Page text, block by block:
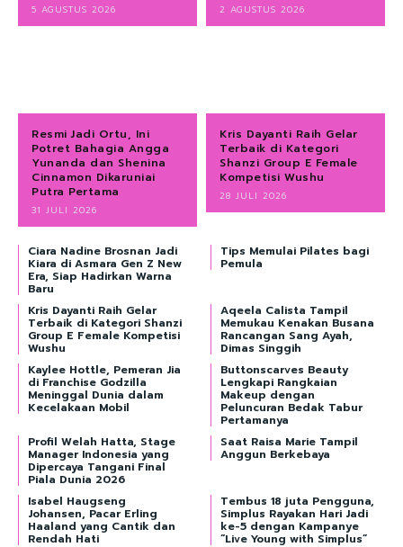
5 AGUSTUS 2026 2 AGUSTUS 2026
Resmi Jadi Ortu, Ini
Potret Bahagia Angga
Yunanda dan Shenina
Cinnamon Dikaruniai
Putra Pertama
31 JULI 2026
Kris Dayanti Raih Gelar
Terbaik di Kategori
Shanzi Group E Female
Kompetisi Wushu
28 JULI 2026
Ciara Nadine Brosnan Jadi
Kiara di Asmara Gen Z New
Era, Siap Hadirkan Warna
Baru
Tips Memulai Pilates bagi
Pemula
Kris Dayanti Raih Gelar
Terbaik di Kategori Shanzi
Group E Female Kompetisi
Wushu
Aqeela Calista Tampil
Memukau Kenakan Busana
Rancangan Sang Ayah,
Dimas Singgih
Kaylee Hottle, Pemeran Jia
di Franchise Godzilla
Meninggal Dunia dalam
Kecelakaan Mobil
Buttonscarves Beauty
Lengkapi Rangkaian
Makeup dengan
Peluncuran Bedak Tabur
Pertamanya
Profil Welah Hatta, Stage
Manager Indonesia yang
Dipercaya Tangani Final
Piala Dunia 2026
Saat Raisa Marie Tampil
Anggun Berkebaya
Isabel Haugseng
Johansen, Pacar Erling
Haaland yang Cantik dan
Rendah Hati
Tembus 18 juta Pengguna,
Simplus Rayakan Hari Jadi
ke-5 dengan Kampanye
“Live Young with Simplus”